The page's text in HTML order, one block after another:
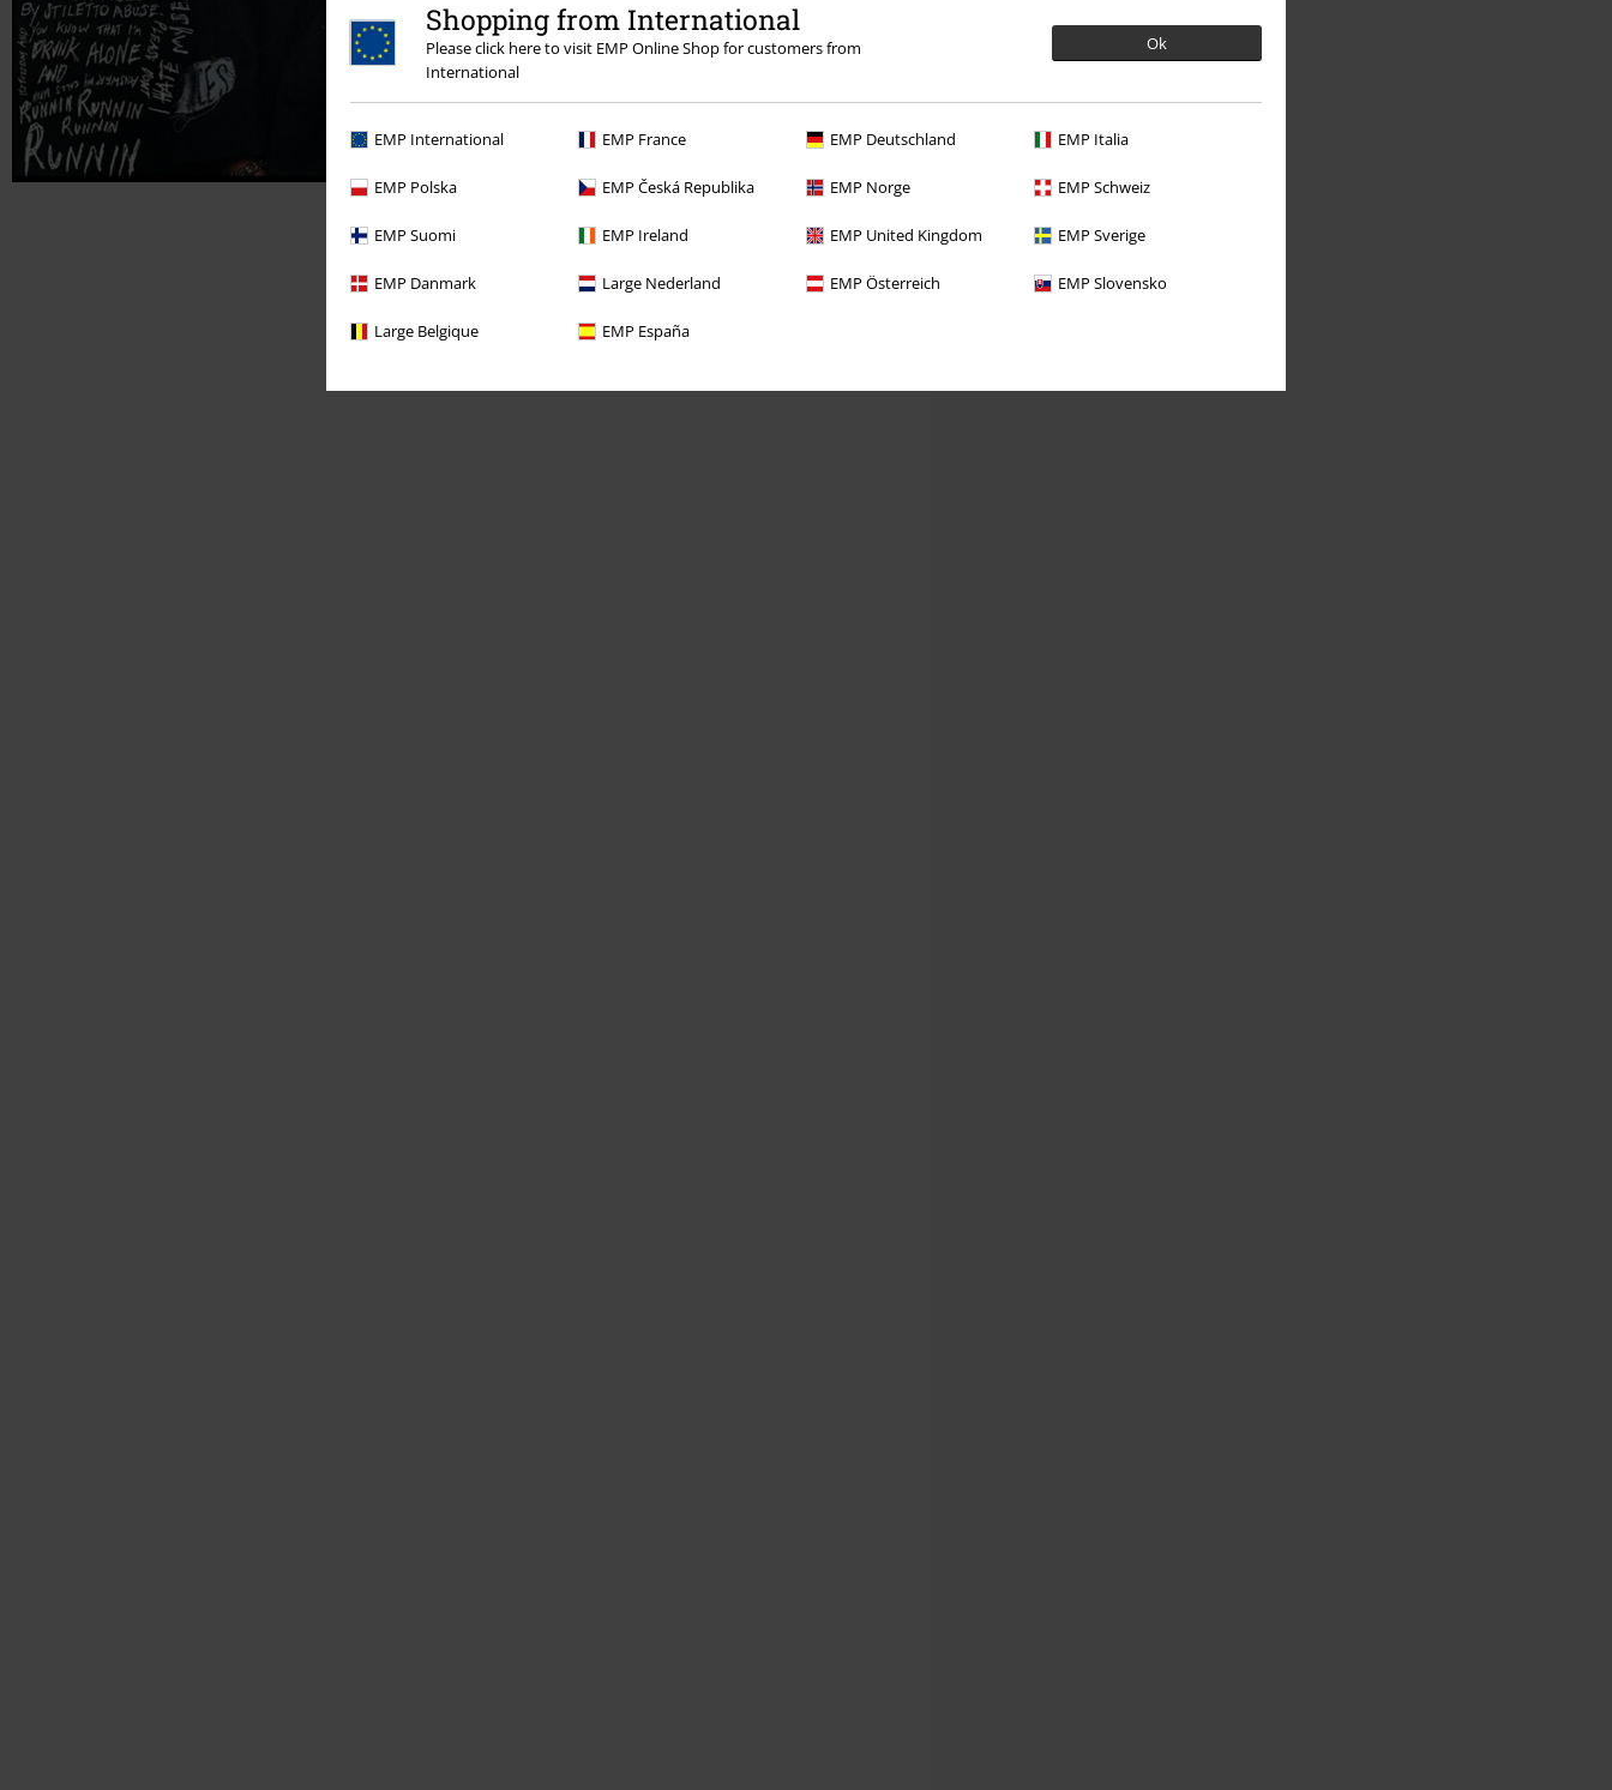
Shopping from International
Please click here to visit EMP Online Shop for customers from
International
Ok
EMP International EMP France EMP Deutschland EMP Italia
EMP Polska EMP Česká Republika EMP Norge EMP Schweiz
EMP Suomi EMP Ireland EMP United Kingdom EMP Sverige
EMP Danmark Large Nederland EMP Österreich EMP Slovensko
Large Belgique EMP España